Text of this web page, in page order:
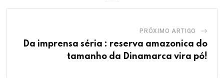
PRÓXIMO ARTIGO
Da imprensa séria : reserva amazonica do
tamanho da Dinamarca vira pó!